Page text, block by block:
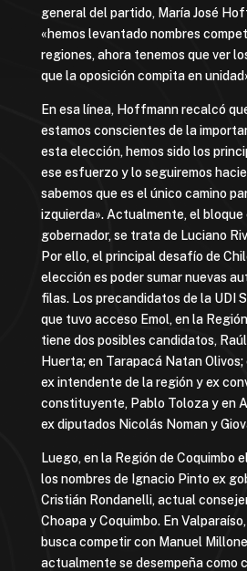
general del partido, María José
«hemos levantado nombres
regiones, ahora tenemos que ver
que la oposición compita en
En esa línea, Hoffmann recalcó
estamos conscientes de la
esta elección, hemos sido los
ese esfuerzo y lo seguiremos
sabemos que es el único camino
izquierda». Actualmente, el
gobernador, se trata de Luciano
Por ello, el principal desafío de
elección es poder sumar nuevas
filas. Los precandidatos de la UDI
que tuvo acceso Emol, en la
tiene dos posibles candidatos,
Huerta; en Tarapacá Natan
ex intendente de la región y ex
constituyente, Pablo Toloza y en
ex diputados Nicolás Noman y
Luego, en la Región de Coquimbo
los nombres de Ignacio Pinto ex
Cristián Rondanelli, actual
Choapa y Coquimbo. En
busca competir con Manuel
actualmente se desempeña como